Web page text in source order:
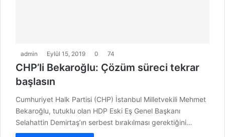
admin Eylül 15, 2019 0 74
CHP’li Bekaroğlu: Çözüm süreci tekrar
başlasın
Cumhuriyet Halk Partisi (CHP) İstanbul Milletvekili Mehmet
Bekaroğlu, tutuklu olan HDP Eski Eş Genel Başkanı
Selahattin Demirtaş’ın serbest bırakılması gerektiğini…